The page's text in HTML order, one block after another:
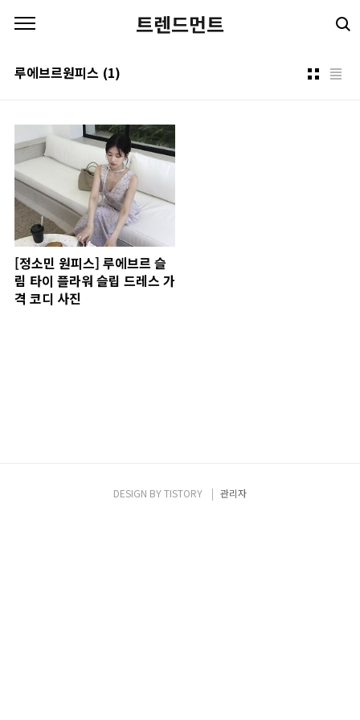
트렌드먼트
루에브르원피스 (1)
[정소민 원피스] 루에브르 슬
림 타이 플라워 슬립 드레스 가
격 코디 사진
DESIGN BYTISTORY 관리자